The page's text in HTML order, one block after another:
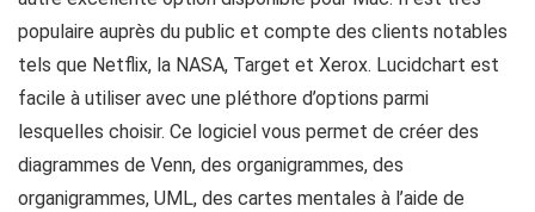
populaire auprès du public et compte des clients notables
tels que Netflix, la NASA, Target et Xerox. Lucidchart est
facile à utiliser avec une pléthore d’options parmi
lesquelles choisir. Ce logiciel vous permet de créer des
diagrammes de Venn, des organigrammes, des
organigrammes, UML, des cartes mentales à l’aide de